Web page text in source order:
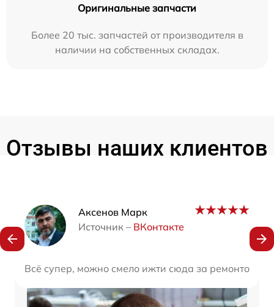
Оригинальные запчасти
Более 20 тыс. запчастей от производителя в
наличии на собственных складах.
Отзывы наших клиентов
Аксенов Марк
Источник – ВКонтакте
Всё супер, можно смело ижти сюда за ремонтом.
Наши мастера